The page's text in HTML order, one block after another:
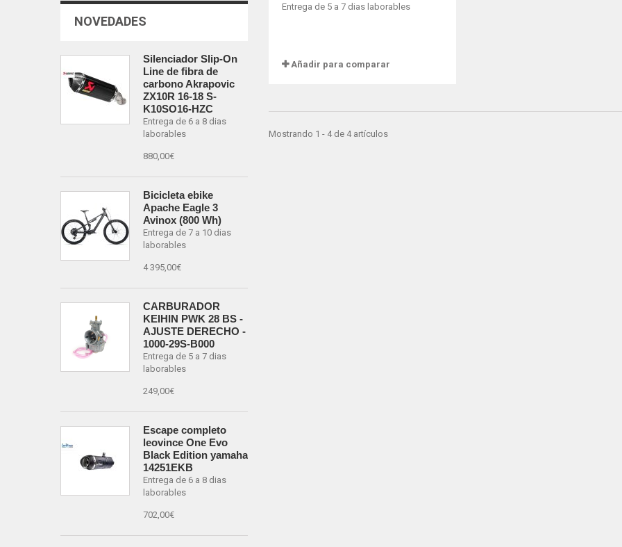
NOVEDADES
Silenciador Slip-On
Line de fibra de
carbono Akrapovic
ZX10R 16-18 S-
K10SO16-HZC
Entrega de 6 a 8 dias
laborables
880,00€
Bicicleta ebike
Apache Eagle 3
Avinox (800 Wh)
Entrega de 7 a 10 dias
laborables
4 395,00€
CARBURADOR
KEIHIN PWK 28 BS -
AJUSTE DERECHO -
1000-29S-B000
Entrega de 5 a 7 dias
laborables
249,00€
Escape completo
leovince One Evo
Black Edition yamaha
14251EKB
Entrega de 6 a 8 dias
laborables
702,00€
Entrega de 5 a 7 dias laborables
Añadir para comparar
Mostrando 1 - 4 de 4 artículos